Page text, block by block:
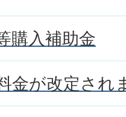
購入補助金
金が改定され